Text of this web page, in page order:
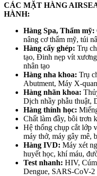
CÁC MẶT HÀNG
HÀNH:
Hàng Spa, Thẩm mỹ:
nâng cơ thẩm mỹ, túi
Hàng cấy ghép: Trụ
tạo, Đinh nẹp vít
nhân tạo
Hàng nha khoa: Trụ
Abutment, Máy X-
Hàng nhãn khoa:
Dịch nhầy phẫu thuật,
Hàng thính học:
Chất làm đầy, bôi trơn
Hệ thống chụp cắt lớp
máy thở, máy gây mê,
Hàng IVD: Máy xét
huyết học, khí máu,
Test nhanh: HIV,
Dengue, SARS-CoV-2